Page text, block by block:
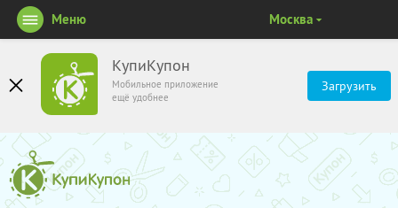
КупиКупон
Мобильное приложение
ещё удобнее
Загрузить
Меню Москва